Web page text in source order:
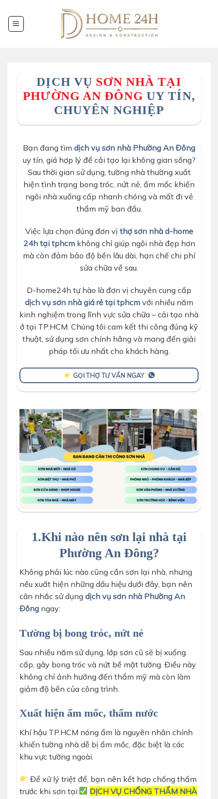
đến
nội
DỊCH VỤ SƠN NHÀ TẠI
PHƯỜNG AN ĐÔNG UY TÍN,
CHUYÊN NGHIỆP
Bạn đang tìm dịch vụ sơn nhà Phường An Đông
uy tín, giá hợp lý để cải tạo lại không gian sống?
Sau thời gian sử dụng, tường nhà thường xuất
hiện tình trạng bong tróc, nứt nẻ, ẩm mốc khiến
ngôi nhà xuống cấp nhanh chóng và mất đi vẻ
thẩm mỹ ban đầu.
Việc lựa chọn đúng đơn vị thợ sơn nhà d-home
24h tại tphcmkhông chỉ giúp ngôi nhà đẹp hơn
mà còn đảm bảo độ bền lâu dài, hạn chế chi phí
sửa chữa về sau.
D-home24h tự hào là đơn vị chuyên cung cấp
dịch vụ sơn nhà giá rẻ tại tphcm với nhiều năm
kinh nghiệm trong lĩnh vực sửa chữa – cải tạo nhà
ở tại TP.HCM. Chúng tôi cam kết thi công đúng kỹ
thuật, sử dụng sơn chính hãng và mang đến giải
pháp tối ưu nhất cho khách hàng.
GỌI THỢ TƯ VẤN NGAY
1.Khi nào nên sơn lại nhà tại
Phường An Đông?
Không phải lúc nào cũng cần sơn lại nhà, nhưng
nếu xuất hiện những dấu hiệu dưới đây, bạn nên
cân nhắc sử dụng dịch vụ sơn nhà Phường An
Đông ngay:
Tường bị bong tróc, nứt nẻ
Sau nhiều năm sử dụng, lớp sơn cũ sẽ bị xuống
cấp, gây bong tróc và nứt bề mặt tường. Điều này
không chỉ ảnh hưởng đến thẩm mỹ mà còn làm
giảm độ bền của công trình.
Xuất hiện ẩm mốc, thấm nước
Khí hậu TP.HCM nóng ẩm là nguyên nhân chính
khiến tường nhà dễ bị ẩm mốc, đặc biệt là các
khu vực tường ngoài.
Để xử lý triệt để, bạn nên kết hợp chống thấm
trước khi sơn tại:
DỊCH VỤ CHỐNG THẤM NHÀ